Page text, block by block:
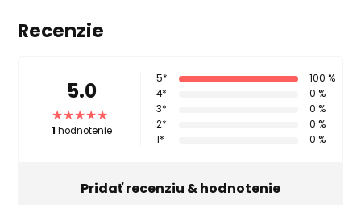
Recenzie
5.0
1 hodnotenie
5*
100 %
4*
0 %
3*
0 %
2*
0 %
1*
0 %
Pridať recenziu & hodnotenie